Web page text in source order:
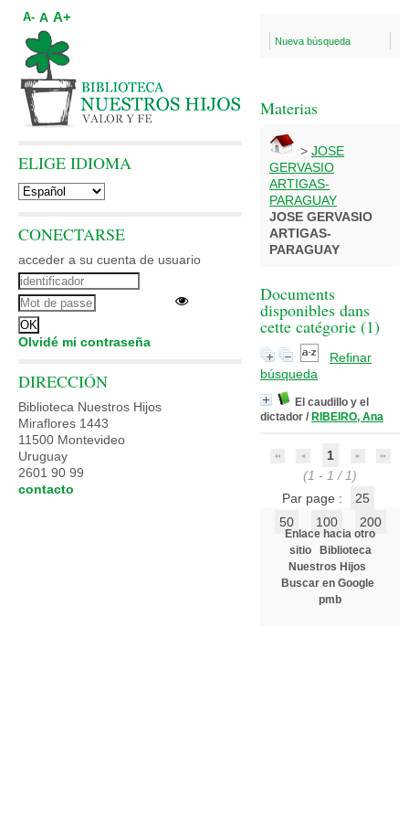
Nueva búsqueda
Materias
> JOSE
GERVASIO
ARTIGAS-
PARAGUAY
JOSE GERVASIO
ARTIGAS-
PARAGUAY
Documents
disponibles dans
cette catégorie (1)
Refinar
búsqueda
El caudillo y el
dictador / RIBEIRO, Ana
1
(1 - 1 / 1)
Par page :
25
50
100 200
Enlace hacia otro
sitio
Biblioteca
Nuestros Hijos
Buscar en Google
pmb
A- A A+
ELIGE IDIOMA
CONECTARSE
acceder a su cuenta de usuario
Olvidé mi contraseña
DIRECCIÓN
Biblioteca Nuestros Hijos
Miraflores 1443
11500 Montevideo
Uruguay
2601 90 99
contacto